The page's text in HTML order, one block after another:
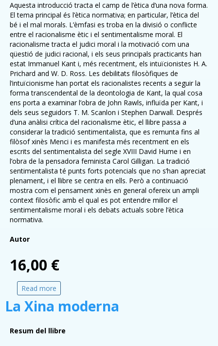
Aquesta introducció tracta el camp de l’ètica d’una nova forma.
El tema principal és l’ètica normativa; en particular, l’ètica del
bé i el mal morals. L’èmfasi es troba en la divisió o conflicte
entre el racionalisme ètic i el sentimentalisme moral. El
racionalisme tracta el judici moral i la motivació com una
qüestió de judici racional, i els seus principals practicants han
estat Immanuel Kant i, més recentment, els intuïcionistes H. A.
Prichard and W. D. Ross. Les debilitats filosòfiques de
l’intuïcionisme han portat els racionalistes recents a seguir la
forma transcendental de la deontologia de Kant, la qual cosa
ens porta a examinar l’obra de John Rawls, influïda per Kant, i
dels seus seguidors T. M. Scanlon i Stephen Darwall. Després
d’una anàlisi crítica del racionalisme ètic, el llibre passa a
considerar la tradició sentimentalista, que es remunta fins al
filòsof xinès Menci i es manifesta més recentment en els
escrits del sentimentalista del segle XVIII David Hume i en
l’obra de la pensadora feminista Carol Gilligan. La tradició
sentimentalista té punts forts potencials que no s’han apreciat
plenament, i el llibre se centra en ells. Però a continuació
mostra com el pensament xinès en general ofereix un ampli
context filosòfic amb el qual es pot entendre millor el
sentimentalisme moral i els debats actuals sobre l’ètica
normativa.
Autor
16,00 €
Read more
La Xina moderna
Resum del llibre